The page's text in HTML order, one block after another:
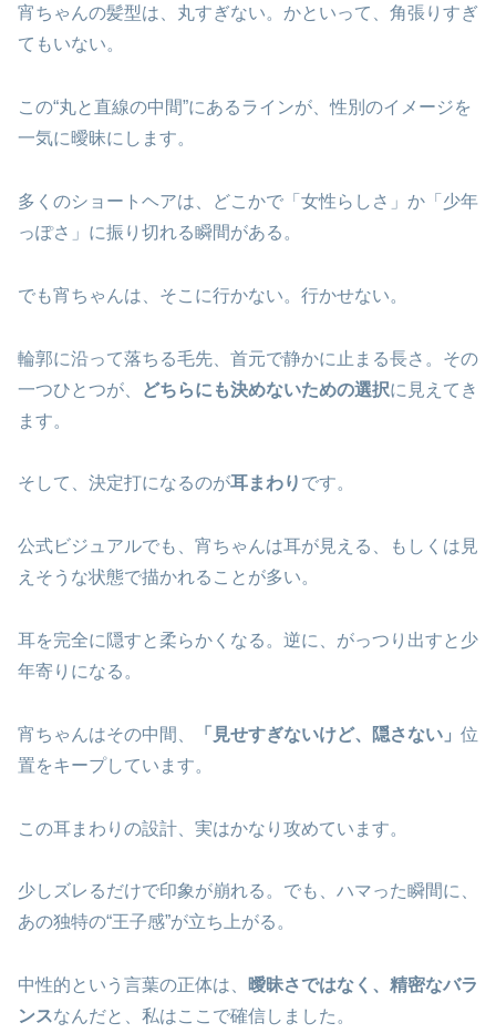
宵ちゃんの髪型は、丸すぎない。かといって、角張りすぎ
てもいない。
この“丸と直線の中間”にあるラインが、性別のイメージを
一気に曖昧にします。
多くのショートヘアは、どこかで「女性らしさ」か「少年
っぽさ」に振り切れる瞬間がある。
でも宵ちゃんは、そこに行かない。行かせない。
輪郭に沿って落ちる毛先、首元で静かに止まる長さ。その
一つひとつが、
どちらにも決めないための選択に見えてき
ます。
そして、決定打になるのが耳まわり です。
公式ビジュアルでも、宵ちゃんは耳が見える、もしくは見
えそうな状態で描かれることが多い。
耳を完全に隠すと柔らかくなる。逆に、がっつり出すと少
年寄りになる。
宵ちゃんはその中間、 「見せすぎないけど、隠さない」 位
置をキープしています。
この耳まわりの設計、実はかなり攻めています。
少しズレるだけで印象が崩れる。でも、ハマった瞬間に、
あの独特の“王子感”が立ち上がる。
中性的という言葉の正体は、
曖昧さではなく、精密なバラ
ンスなんだと、私はここで確信しました。